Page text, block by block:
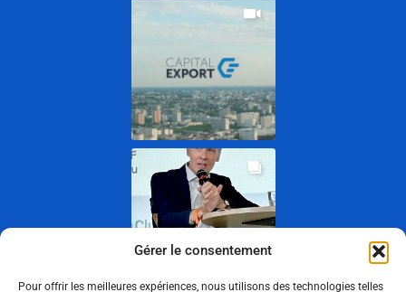
Gérer le consentement
Pour offrir les meilleures expériences, nous utilisons des technologies telles